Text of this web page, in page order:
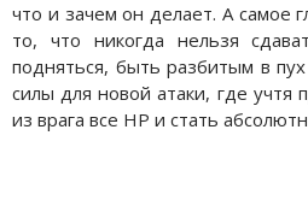
что и зачем он делает. А самое
то, что никогда нельзя
подняться, быть разбитым в
силы для новой атаки, где
из врага все HP и стать